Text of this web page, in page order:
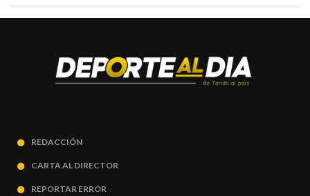
REDACCIÓN
CARTA AL DIRECTOR
REPORTAR ERROR